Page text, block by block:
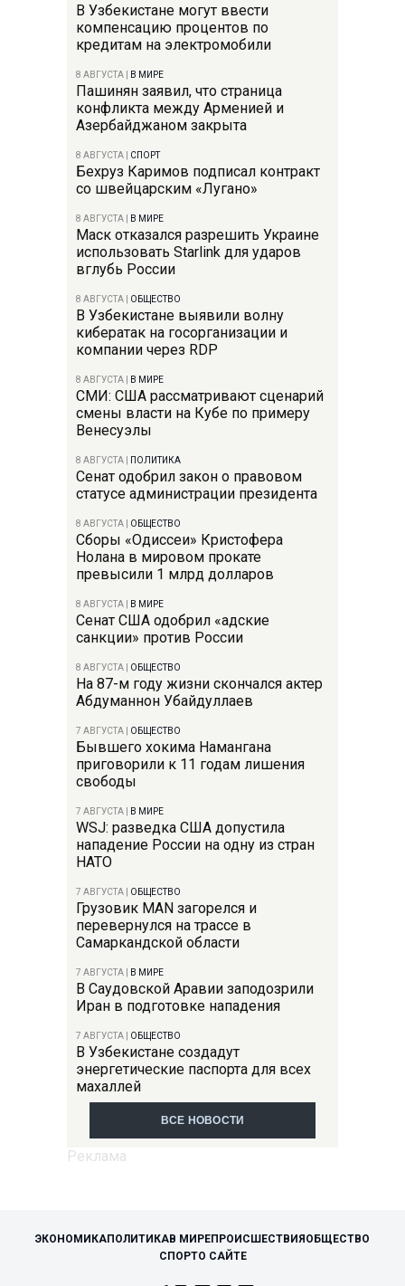
В Узбекистане могут ввести
компенсацию процентов по
кредитам на электромобили
8 АВГУСТА В МИРЕ
Пашинян заявил, что страница
конфликта между Арменией и
Азербайджаном закрыта
8 АВГУСТА СПОРТ
Бехруз Каримов подписал контракт
со швейцарским «Лугано»
8 АВГУСТА В МИРЕ
Маск отказался разрешить Украине
использовать Starlink для ударов
вглубь России
8 АВГУСТА ОБЩЕСТВО
В Узбекистане выявили волну
кибератак на госорганизации и
компании через RDP
8 АВГУСТА В МИРЕ
СМИ: США рассматривают сценарий
смены власти на Кубе по примеру
Венесуэлы
8 АВГУСТА ПОЛИТИКА
Сенат одобрил закон о правовом
статусе администрации президента
8 АВГУСТА ОБЩЕСТВО
Сборы «Одиссеи» Кристофера
Нолана в мировом прокате
превысили 1 млрд долларов
8 АВГУСТА В МИРЕ
Сенат США одобрил «адские
санкции» против России
8 АВГУСТА ОБЩЕСТВО
На 87-м году жизни скончался актер
Абдуманнон Убайдуллаев
7 АВГУСТА ОБЩЕСТВО
Бывшего хокима Намангана
приговорили к 11 годам лишения
свободы
7 АВГУСТА В МИРЕ
WSJ: разведка США допустила
нападение России на одну из стран
НАТО
7 АВГУСТА ОБЩЕСТВО
Грузовик MAN загорелся и
перевернулся на трассе в
Самаркандской области
7 АВГУСТА В МИРЕ
В Саудовской Аравии заподозрили
Иран в подготовке нападения
7 АВГУСТА ОБЩЕСТВО
В Узбекистане создадут
энергетические паспорта для всех
махаллей
ВСЕ НОВОСТИ
ЭКОНОМИКАПОЛИТИКАВ МИРЕПРОИСШЕСТВИЯОБЩЕСТВО
СПОРТО САЙТЕ